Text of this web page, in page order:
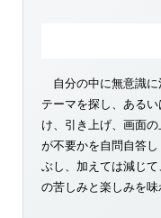
自分の中に無意識に
テーマを探し、ある
け、引き上げ、画面
が不要かを自問自答
ぶし、加えては減じ
の苦しみと楽しみを味